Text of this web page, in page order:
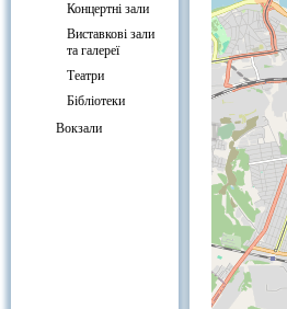
Концертні зали
Виставкові зали
та галереї
Театри
Бібліотеки
Вокзали